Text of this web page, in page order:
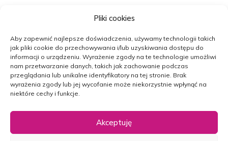
Pliki cookies
Aby zapewnić najlepsze doświadczenia, używamy technologii takich
jak pliki cookie do przechowywania i/lub uzyskiwania dostępu do
informacji o urządzeniu. Wyrażenie zgody na te technologie umożliwi
nam przetwarzanie danych, takich jak zachowanie podczas
przeglądania lub unikalne identyfikatory na tej stronie. Brak
wyrażenia zgody lub jej wycofanie może niekorzystnie wpłynąć na
niektóre cechy i funkcje.
Akceptuję
Obserwuj nas
Mapa strony